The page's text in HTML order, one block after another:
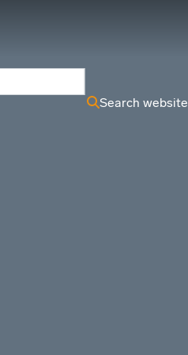
Search website